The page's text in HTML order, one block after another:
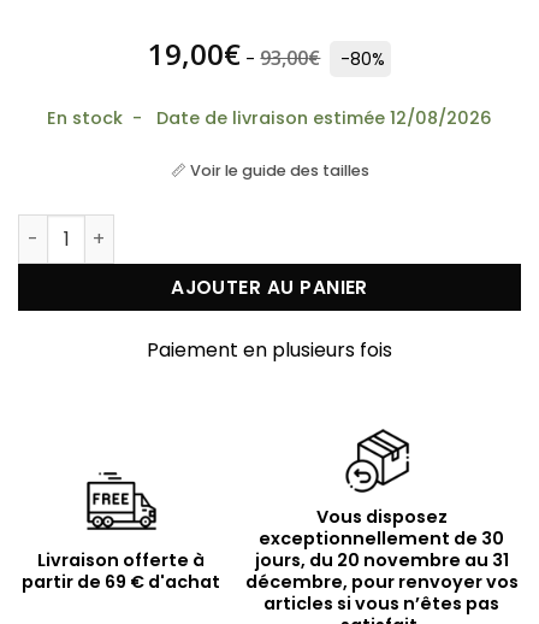
19,00€ -93,00€ -80%
En stock - Date de livraison estimée 12/08/2026
📏 Voir le guide des tailles
quantité de Collier argent doré croix et pierres
AJOUTER AU PANIER
Paiement en plusieurs fois
Livraison offerte à
partir de 69 € d'achat
Vous disposez
exceptionnellement de 30
jours, du 20 novembre au 31
décembre, pour renvoyer vos
articles si vous n’êtes pas